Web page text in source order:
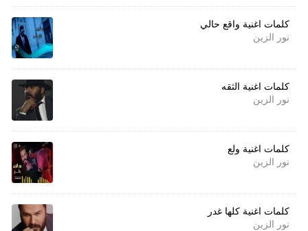
كلمات اغنية واقع حالي
نور الزين
كلمات اغنية الثقه
نور الزين
كلمات اغنية ولع
نور الزين
كلمات اغنية كلها غدر
نور الزين